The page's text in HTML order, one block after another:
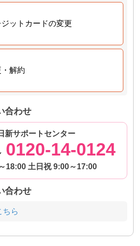
ジットカードの変更
解約
合わせ
新サポートセンター
0120-14-0124
18:00 土日祝 9:00～17:00
合わせ
ちら